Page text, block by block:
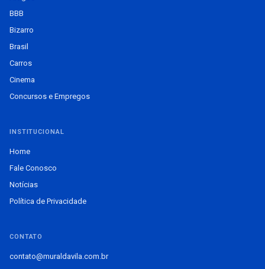
BBB
Bizarro
Brasil
Carros
Cinema
Concursos e Empregos
INSTITUCIONAL
Home
Fale Conosco
Notícias
Política de Privacidade
CONTATO
contato@muraldavila.com.br